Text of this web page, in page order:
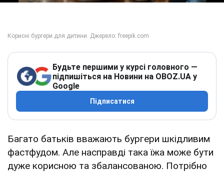
Будьте першими у курсі головного —
підпишіться на Новини на OBOZ.UA у
Google
Підписатися
Багато батьків вважають бургери шкідливим
фастфудом. Але насправді така їжа може бути
дуже корисною та збалансованою. Потрібно